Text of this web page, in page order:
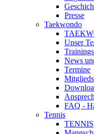
Presse
Taekwondo
Unser
News
Termine
FAQ -
Tennis
TENNIS